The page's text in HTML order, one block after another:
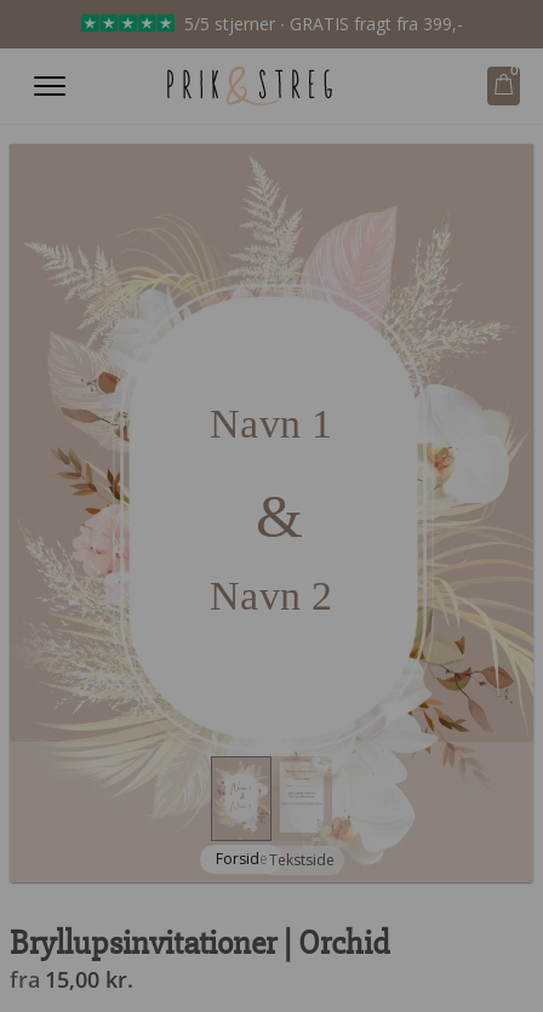
5/5 stjerner ∙ GRATIS fragt fra 399,-
0
Navn 1
Navn 2
&
ForsideTekstside
Bryllupsinvitationer | Orchid
fra 15,00 kr.